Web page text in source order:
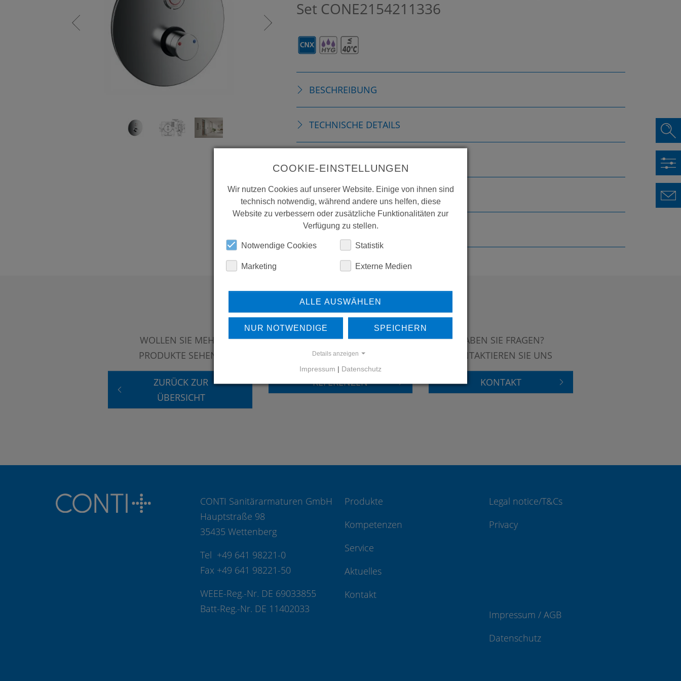
Set CONE2154211336
BESCHREIBUNG
TECHNISCHE DETAILS
ERSATZTEILE
DOWNLOADS
WOLLEN SIE MEHR
PRODUKTE SEHEN?
ZURÜCK ZUR
ÜBERSICHT
ERFAHREN SIE MEHR ÜBER
UNSERE REFERENZEN
REFERENZEN
HABEN SIE FRAGEN?
KONTAKTIEREN SIE UNS
KONTAKT
CONTI Sanitärarmaturen GmbH
Hauptstraße 98
35435 Wettenberg
Tel +49 641 98221-0
Fax +49 641 98221-50
WEEE-Reg.-Nr. DE 69033855
Batt-Reg.-Nr. DE 11402033
Produkte
Kompetenzen
Service
Aktuelles
Kontakt
Legal notice/T&Cs
Privacy
Impressum / AGB
Datenschutz
COOKIE-EINSTELLUNGEN
Wir nutzen Cookies auf unserer Website. Einige von ihnen sind
technisch notwendig, während andere uns helfen, diese
Website zu verbessern oder zusätzliche Funktionalitäten zur
Verfügung zu stellen.
Notwendige Cookies Statistik
Marketing Externe Medien
ALLE AUSWÄHLEN
NUR NOTWENDIGE SPEICHERN
Details anzeigen
Impressum | Datenschutz